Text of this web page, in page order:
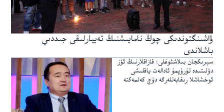
ۋاشىنگتوندىكى چوڭ نامايىشنىڭ تەييارلىقى جىددىي
باشلاندى
سېرىكجان بىلاشئوغلى: قازاقلارنىڭ ئۆز
دۆلىتىدە تۇرۇپمۇ ئادالەت ياقلىشى
ئوخشاشلا رىقابەتلەرگە دۇچ كەلمەكتە